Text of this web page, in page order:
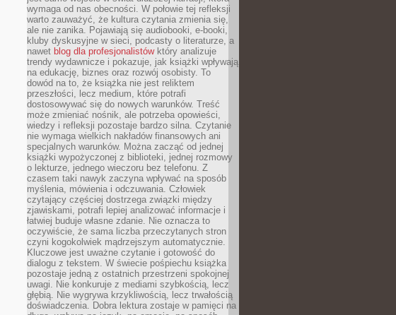
wymaga od nas obecności. W połowie tej refleksji
warto zauważyć, że kultura czytania zmienia się,
ale nie zanika. Pojawiają się audiobooki, e-booki,
kluby dyskusyjne w sieci, podcasty o literaturze, a
nawet blog dla profesjonalistówktóry analizuje
trendy wydawnicze i pokazuje, jak książki wpływają
na edukację, biznes oraz rozwój osobisty. To
dowód na to, że książka nie jest reliktem
przeszłości, lecz medium, które potrafi
dostosowywać się do nowych warunków. Treść
może zmieniać nośnik, ale potrzeba opowieści,
wiedzy i refleksji pozostaje bardzo silna. Czytanie
nie wymaga wielkich nakładów finansowych ani
specjalnych warunków. Można zacząć od jednej
książki wypożyczonej z biblioteki, jednej rozmowy
o lekturze, jednego wieczoru bez telefonu. Z
czasem taki nawyk zaczyna wpływać na sposób
myślenia, mówienia i odczuwania. Człowiek
czytający częściej dostrzega związki między
zjawiskami, potrafi lepiej analizować informacje i
łatwiej buduje własne zdanie. Nie oznacza to
oczywiście, że sama liczba przeczytanych stron
czyni kogokolwiek mądrzejszym automatycznie.
Kluczowe jest uważne czytanie i gotowość do
dialogu z tekstem. W świecie pośpiechu książka
pozostaje jedną z ostatnich przestrzeni spokojnej
uwagi. Nie konkuruje z mediami szybkością, lecz
głębią. Nie wygrywa krzykliwością, lecz trwałością
doświadczenia. Dobra lektura zostaje w pamięci na